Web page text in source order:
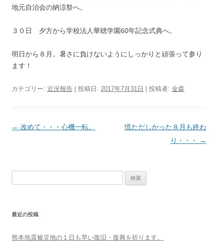
地元自治会の納涼祭へ。
３０日 夕方から学校法人華聴学園60年記念式典へ。
明日から８月。暑さに負けないようにしっかりと頑張って参り
ます！
カテゴリー: 近況報告 | 投稿日: 2017年7月31日 投稿者: 金森
投
ン
← 改めて・・・心機一転。
慌ただしかった８月も終わ
り・・・
→
最近の投稿
熊本地震被災地の１日も早い復旧・復興を祈ります。